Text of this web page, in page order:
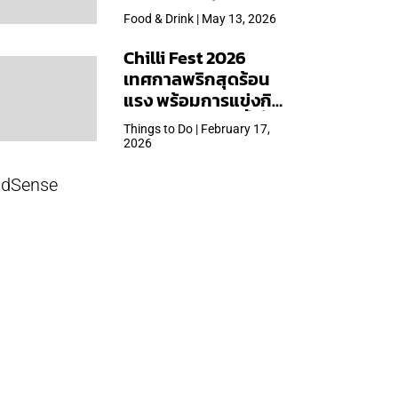
ใหญ่สุดเท่าที่เคยจัดมา
Food & Drink | May 13, 2026
Chilli Fest 2026
เทศกาลพริกสุดร้อน
แรง พร้อมการแข่งกิน
พริก จัด 28 มี.ค.นี้ ที่โรง
แรมคิมป์ตัน มาลัยฯ
Things to Do | February 17,
2026